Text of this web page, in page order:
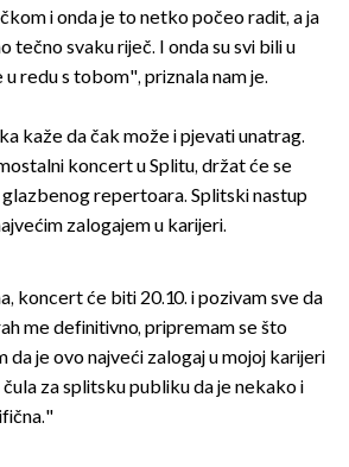
i onda je to netko počeo radit, a ja
tečno svaku riječ. I onda su svi bili u
redu s tobom", priznala nam je.
kaže da čak može i pjevati unatrag.
koncert u Splitu, držat će se
repertoara. Splitski nastup
zalogajem u karijeri.
koncert će biti 20.10. i pozivam sve da
me definitivno, pripremam se što
da je ovo najveći zalogaj u mojoj karijeri
za splitsku publiku da je nekako i